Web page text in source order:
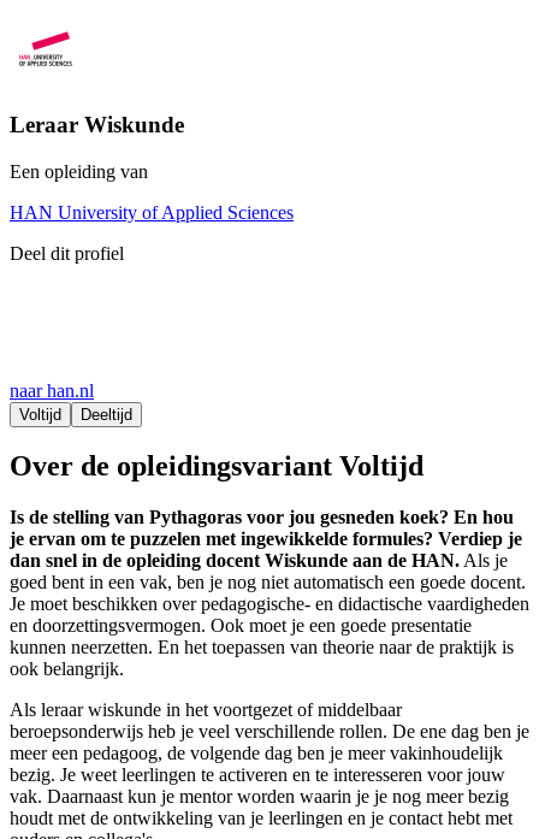
Leraar Wiskunde
Een opleiding van
HAN University of Applied Sciences
Deel dit profiel
naar han.nl
Voltijd Deeltijd
Over de opleidingsvariant Voltijd
Is de stelling van Pythagoras voor jou gesneden koek? En hou
je ervan om te puzzelen met ingewikkelde formules? Verdiep je
dan snel in de opleiding docent Wiskunde aan de HAN. Als je
goed bent in een vak, ben je nog niet automatisch een goede docent.
Je moet beschikken over pedagogische- en didactische vaardigheden
en doorzettingsvermogen. Ook moet je een goede presentatie
kunnen neerzetten. En het toepassen van theorie naar de praktijk is
ook belangrijk.
Als leraar wiskunde in het voortgezet of middelbaar
beroepsonderwijs heb je veel verschillende rollen. De ene dag ben je
meer een pedagoog, de volgende dag ben je meer vakinhoudelijk
bezig. Je weet leerlingen te activeren en te interesseren voor jouw
vak. Daarnaast kun je mentor worden waarin je je nog meer bezig
houdt met de ontwikkeling van je leerlingen en je contact hebt met